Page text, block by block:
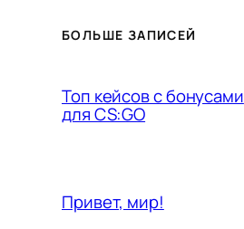
БОЛЬШЕ ЗАПИСЕЙ
Топ кейсов с бонусами
для CS:GO
Привет, мир!